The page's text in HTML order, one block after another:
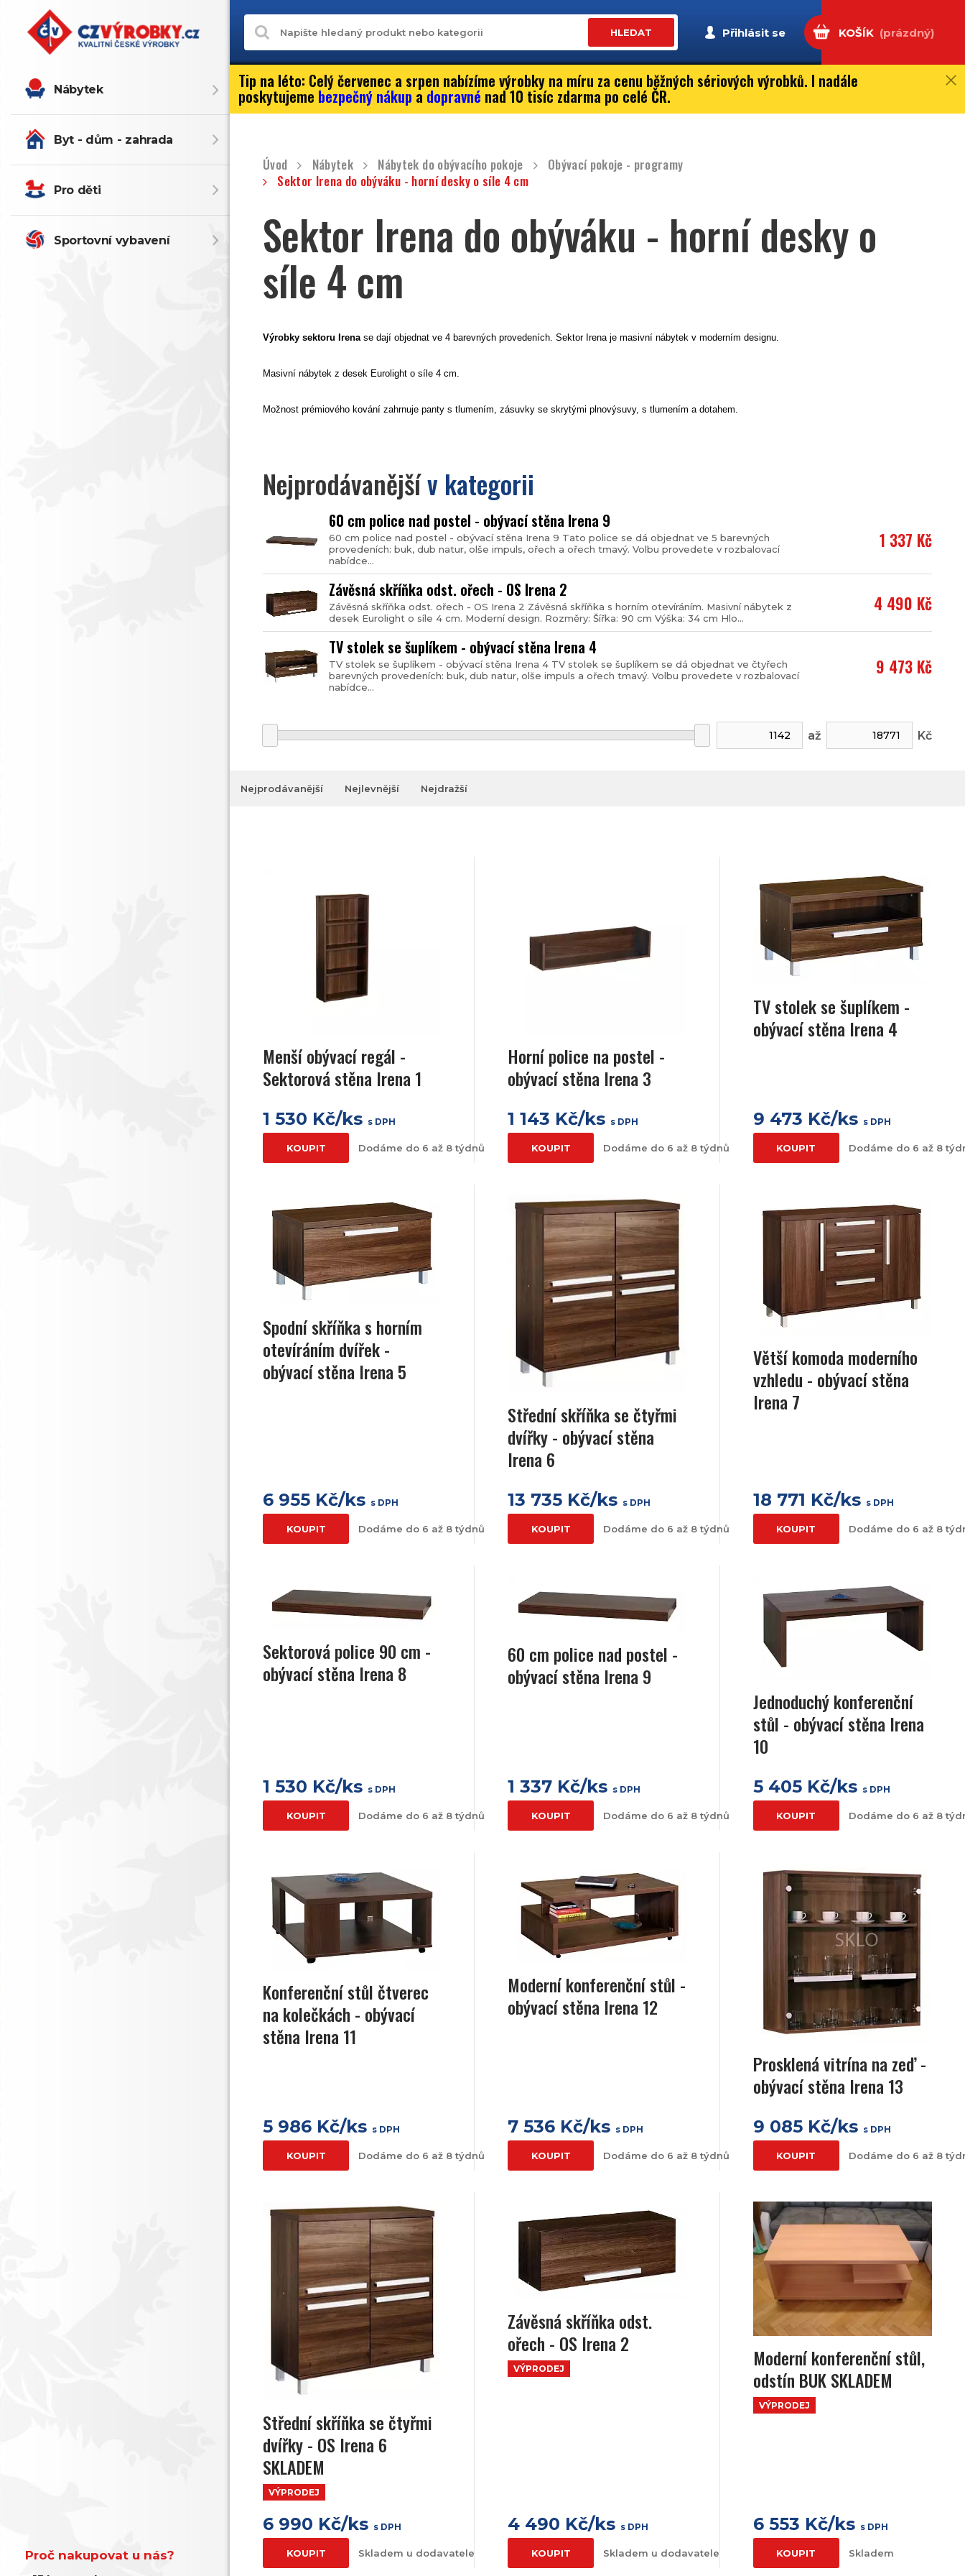
HLEDAT Přihlásit se KOŠÍK (prázdný)
Nábytek
Byt - dům - zahrada
Pro děti
Sportovní vybavení
Proč nakupovat u nás?
Tip na léto: Celý červenec a srpen nabízíme výrobky na míru za cenu běžných sériových výrobků. I nadále
poskytujeme bezpečný nákup a dopravné nad 10 tisíc zdarma po celé ČR.
Úvod Nábytek Nábytek do obývacího pokoje
Obývací pokoje - programy
Sektor Irena do obýváku - horní desky o síle 4 cm
Sektor Irena do obýváku - horní desky o
síle 4 cm
Výrobky sektoru Irena se dají objednat ve 4 barevných provedeních. Sektor Irena je masivní nábytek v moderním designu.
Masivní nábytek z desek Eurolight o síle 4 cm.
Možnost prémiového kování zahrnuje panty s tlumením, zásuvky se skrytými plnovýsuvy, s tlumením a dotahem.
Nejprodávanějšív kategorii
60 cm police nad postel - obývací stěna Irena 9
60 cm police nad postel - obývací stěna Irena 9 Tato police se dá objednat ve 5 barevných
provedeních: buk, dub natur, olše impuls, ořech a ořech tmavý. Volbu provedete v rozbalovací
nabídce...
1 337 Kč
Závěsná skříňka odst. ořech - OS Irena 2
Závěsná skříňka odst. ořech - OS Irena 2 Závěsná skříňka s horním otevíráním. Masivní nábytek z
desek Eurolight o síle 4 cm. Moderní design. Rozměry: Šířka: 90 cm Výška: 34 cm Hlo...
4 490 Kč
TV stolek se šuplíkem - obývací stěna Irena 4
TV stolek se šuplíkem - obývací stěna Irena 4 TV stolek se šuplíkem se dá objednat ve čtyřech
barevných provedeních: buk, dub natur, olše impuls a ořech tmavý. Volbu provedete v rozbalovací
nabídce...
9 473 Kč
až Kč
Nejprodávanější Nejlevnější Nejdražší
Menší obývací regál -
Sektorová stěna Irena 1
1 530 Kč/ks s DPH
KOUPIT Dodáme do 6 až 8 týdnů
Horní police na postel -
obývací stěna Irena 3
1 143 Kč/ks s DPH
KOUPIT Dodáme do 6 až 8 týdnů
TV stolek se šuplíkem -
obývací stěna Irena 4
9 473 Kč/ks s DPH
KOUPIT Dodáme do 6 až 8
Spodní skříňka s horním
otevíráním dvířek -
obývací stěna Irena 5
6 955 Kč/ks s DPH
KOUPIT Dodáme do 6 až 8 týdnů
Střední skříňka se čtyřmi
dvířky - obývací stěna
Irena 6
13 735 Kč/ks s DPH
KOUPIT Dodáme do 6 až 8 týdnů
Větší komoda moderního
vzhledu - obývací stěna
Irena 7
18 771 Kč/ks s DPH
KOUPIT Dodáme do 6 až 8
Sektorová police 90 cm -
obývací stěna Irena 8
1 530 Kč/ks s DPH
KOUPIT Dodáme do 6 až 8 týdnů
60 cm police nad postel -
obývací stěna Irena 9
1 337 Kč/ks s DPH
KOUPIT Dodáme do 6 až 8 týdnů
Jednoduchý konferenční
stůl - obývací stěna Irena
10
5 405 Kč/ks s DPH
KOUPIT Dodáme do 6 až 8
Konferenční stůl čtverec
na kolečkách - obývací
stěna Irena 11
5 986 Kč/ks s DPH
KOUPIT Dodáme do 6 až 8 týdnů
Moderní konferenční stůl -
obývací stěna Irena 12
7 536 Kč/ks s DPH
KOUPIT Dodáme do 6 až 8 týdnů
Prosklená vitrína na zeď -
obývací stěna Irena 13
9 085 Kč/ks s DPH
KOUPIT Dodáme do 6 až 8
Střední skříňka se čtyřmi
dvířky - OS Irena 6
SKLADEM
VÝPRODEJ
6 990 Kč/ks s DPH
KOUPIT Skladem u dodavatele
Závěsná skříňka odst.
ořech - OS Irena 2
VÝPRODEJ
4 490 Kč/ks s DPH
KOUPIT Skladem u dodavatele
Moderní konferenční stůl,
odstín BUK SKLADEM
VÝPRODEJ
6 553 Kč/ks s DPH
KOUPIT Skladem